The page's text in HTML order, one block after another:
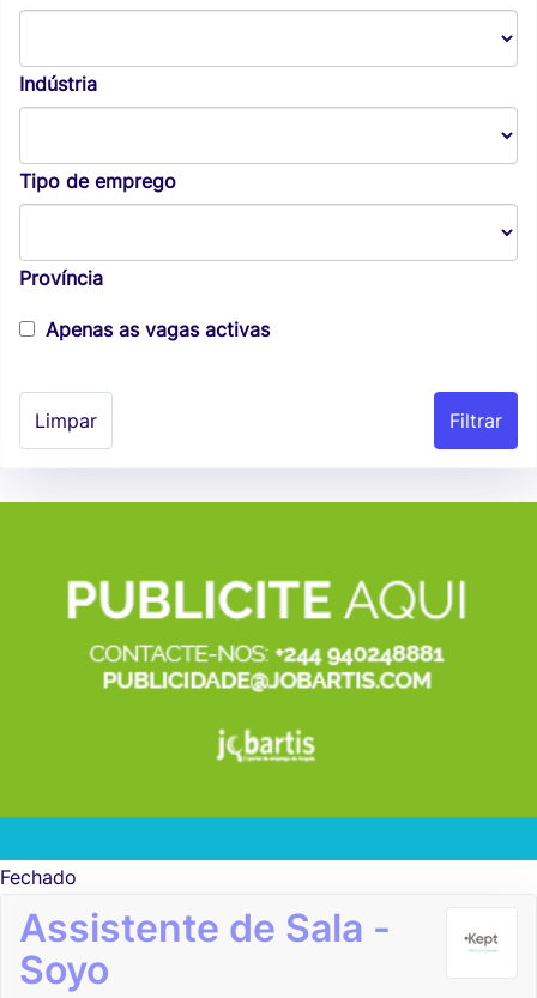
Indústria
Tipo de emprego
Província
Apenas as vagas activas
Limpar
Fechado
Assistente de Sala -
Soyo